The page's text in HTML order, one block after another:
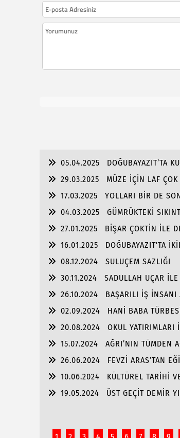
05.04.2025
DOĞUBAYAZIT’TA
29.03.2025
MÜZE İÇİN LAF
17.03.2025
YOLLARI BİR DE
04.03.2025
GÜMRÜKTEKİ
27.01.2025
BİŞAR ÇOKTİN İLE
16.01.2025
DOĞUBAYAZIT'TA
08.12.2024
SULUÇEM SAZLIĞI
30.11.2024
SADULLAH UÇAR
26.10.2024
BAŞARILI İŞ İNSANI
02.09.2024
HANİ BABA
20.08.2024
OKUL YATIRIMLARI
15.07.2024
AĞRI’NIN TÜMDEN
26.06.2024
FEVZİ ARAS’TAN
10.06.2024
KÜLTÜREL TARİHİ
19.05.2024
ÜST GEÇİT DEMİR